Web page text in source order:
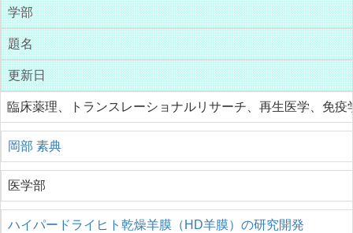
学部
題名
更新日
臨床薬理、トランスレーショナルリサーチ、再生医学、免疫
岡部 素典
医学部
ハイパードライヒト乾燥羊膜（HD羊膜）の研究開発